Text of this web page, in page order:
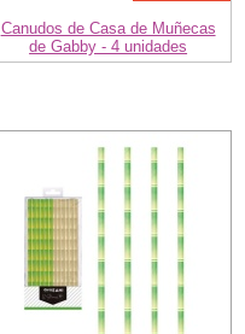
Canudos de Casa de Muñecas
de Gabby - 4 unidades